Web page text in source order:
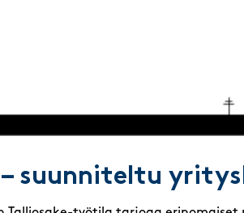
– suunniteltu